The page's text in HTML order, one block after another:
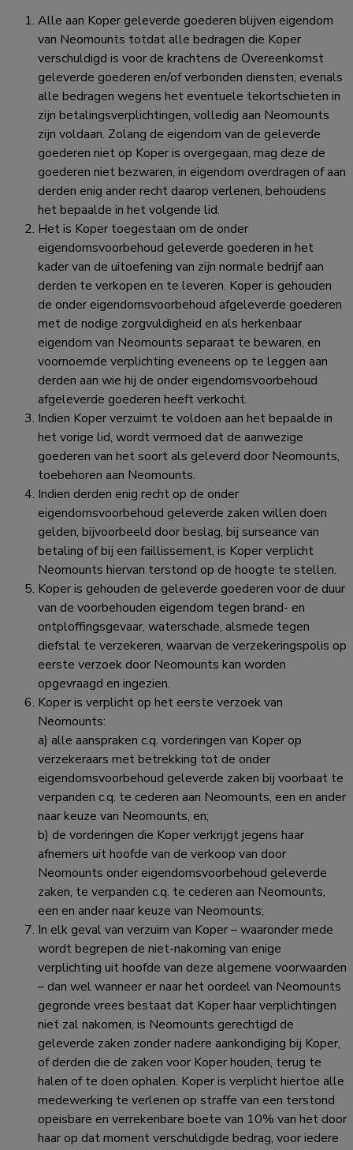
Alle aan Koper geleverde goederen blijven eigendom
van Neomounts totdat alle bedragen die Koper
verschuldigd is voor de krachtens de Overeenkomst
geleverde goederen en/of verbonden diensten, evenals
alle bedragen wegens het eventuele tekortschieten in
zijn betalingsverplichtingen, volledig aan Neomounts
zijn voldaan. Zolang de eigendom van de geleverde
goederen niet op Koper is overgegaan, mag deze de
goederen niet bezwaren, in eigendom overdragen of aan
derden enig ander recht daarop verlenen, behoudens
het bepaalde in het volgende lid.
Het is Koper toegestaan om de onder
eigendomsvoorbehoud geleverde goederen in het
kader van de uitoefening van zijn normale bedrijf aan
derden te verkopen en te leveren. Koper is gehouden
de onder eigendomsvoorbehoud afgeleverde goederen
met de nodige zorgvuldigheid en als herkenbaar
eigendom van Neomounts separaat te bewaren, en
voornoemde verplichting eveneens op te leggen aan
derden aan wie hij de onder eigendomsvoorbehoud
afgeleverde goederen heeft verkocht.
Indien Koper verzuimt te voldoen aan het bepaalde in
het vorige lid, wordt vermoed dat de aanwezige
goederen van het soort als geleverd door Neomounts,
toebehoren aan Neomounts.
Indien derden enig recht op de onder
eigendomsvoorbehoud geleverde zaken willen doen
gelden, bijvoorbeeld door beslag, bij surseance van
betaling of bij een faillissement, is Koper verplicht
Neomounts hiervan terstond op de hoogte te stellen.
Koper is gehouden de geleverde goederen voor de duur
van de voorbehouden eigendom tegen brand- en
ontploffingsgevaar, waterschade, alsmede tegen
diefstal te verzekeren, waarvan de verzekeringspolis op
eerste verzoek door Neomounts kan worden
opgevraagd en ingezien.
Koper is verplicht op het eerste verzoek van
Neomounts:
a) alle aanspraken c.q. vorderingen van Koper op
verzekeraars met betrekking tot de onder
eigendomsvoorbehoud geleverde zaken bij voorbaat te
verpanden c.q. te cederen aan Neomounts, een en ander
naar keuze van Neomounts, en;
b) de vorderingen die Koper verkrijgt jegens haar
afnemers uit hoofde van de verkoop van door
Neomounts onder eigendomsvoorbehoud geleverde
zaken, te verpanden c.q. te cederen aan Neomounts,
een en ander naar keuze van Neomounts;
In elk geval van verzuim van Koper – waaronder mede
wordt begrepen de niet-nakoming van enige
verplichting uit hoofde van deze algemene voorwaarden
– dan wel wanneer er naar het oordeel van Neomounts
gegronde vrees bestaat dat Koper haar verplichtingen
niet zal nakomen, is Neomounts gerechtigd de
geleverde zaken zonder nadere aankondiging bij Koper,
of derden die de zaken voor Koper houden, terug te
halen of te doen ophalen. Koper is verplicht hiertoe alle
medewerking te verlenen op straffe van een terstond
opeisbare en verrekenbare boete van 10% van het door
haar op dat moment verschuldigde bedrag, voor iedere